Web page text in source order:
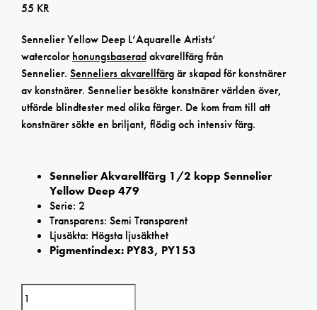
55 KR
Sennelier Yellow Deep L’Aquarelle Artists’
watercolorhonungsbaseradakvarellfärg från
Sennelier. Senneliers akvarellfärgär skapad för konstnärer
av konstnärer. Sennelier besökte konstnärer världen över,
utförde blindtester med olika färger. De kom fram till att
konstnärer sökte en briljant, flödig och intensiv färg.
Sennelier Akvarellfärg 1/2 kopp Sennelier
Yellow Deep 479
Serie: 2
Transparens: Semi Transparent
Ljusäkta: Högsta ljusäkthet
Pigmentindex: PY83, PY153